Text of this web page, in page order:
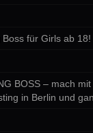
für Girls ab 18!
BOSS – mach
in Berlin und